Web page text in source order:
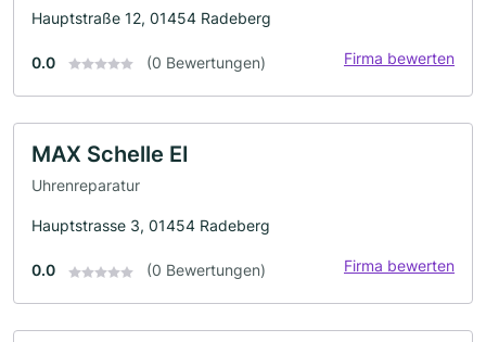
Hauptstraße 12, 01454 Radeberg
0.0 (0 Bewertungen) Firma bewerten
MAX Schelle EI
Uhrenreparatur
Hauptstrasse 3, 01454 Radeberg
0.0 (0 Bewertungen) Firma bewerten